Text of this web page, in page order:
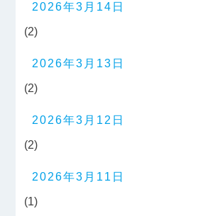
2026年3月14日
(2)
2026年3月13日
(2)
2026年3月12日
(2)
2026年3月11日
(1)